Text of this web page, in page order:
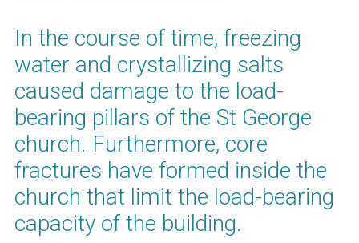
In the course of time, freezing
water and crystallizing salts
caused damage to the load-
bearing pillars of the St George
church. Furthermore, core
fractures have formed inside the
church that limit the load-bearing
capacity of the building.